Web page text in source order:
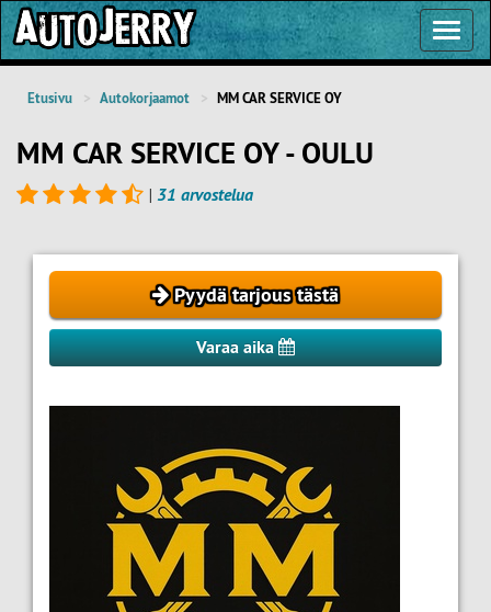
Etusivu Autokorjaamot MM CAR SERVICE OY
MM CAR SERVICE OY - OULU
| 31 arvostelua
Pyydä tarjous tästä
Varaa aika